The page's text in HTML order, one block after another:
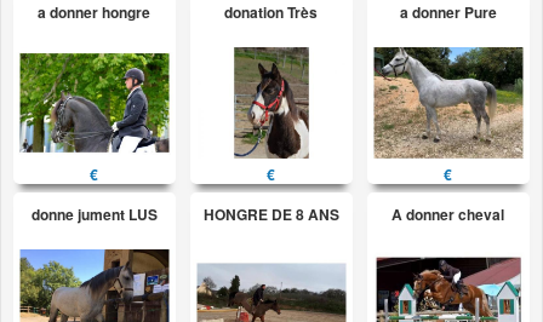
a donner hongre
€
donation Très
€
a donner Pure
€
donne jument LUS
HONGRE DE 8 ANS A donner cheval